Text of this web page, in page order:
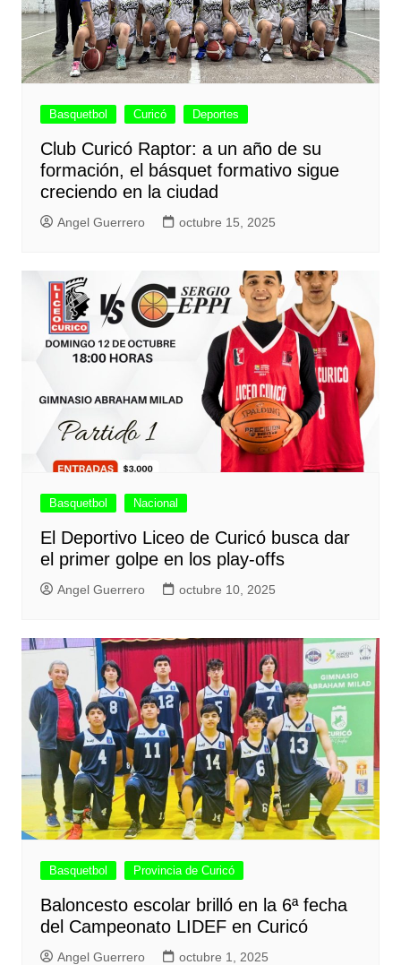
Basquetbol Curicó Deportes
Club Curicó Raptor: a un año de su
formación, el básquet formativo sigue
creciendo en la ciudad
Angel Guerrero octubre 15, 2025
Basquetbol Nacional
El Deportivo Liceo de Curicó busca dar
el primer golpe en los play-offs
Angel Guerrero octubre 10, 2025
Basquetbol Provincia de Curicó
Baloncesto escolar brilló en la 6ª fecha
del Campeonato LIDEF en Curicó
Angel Guerrero octubre 1, 2025